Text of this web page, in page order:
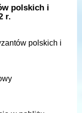
polskich i
r.
polskich i